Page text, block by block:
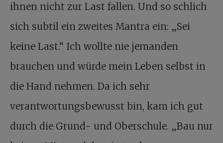
ihnen nicht zur Last fallen. Und so schlich
sich subtil ein zweites Mantra ein: „Sei
keine Last.“ Ich wollte nie jemanden
brauchen und würde mein Leben selbst in
die Hand nehmen. Da ich sehr
verantwortungsbewusst bin, kam ich gut
durch die Grund- und Oberschule. „Bau nur